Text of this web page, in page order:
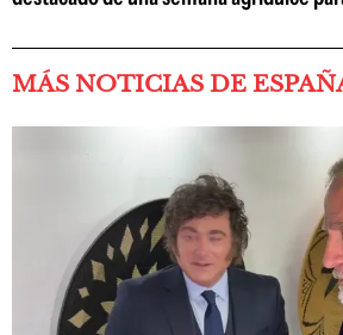
MÁS NOTICIAS DE